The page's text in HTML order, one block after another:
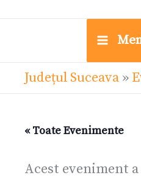
Județul Suceava»
« Toate Evenimente
Acest eveniment